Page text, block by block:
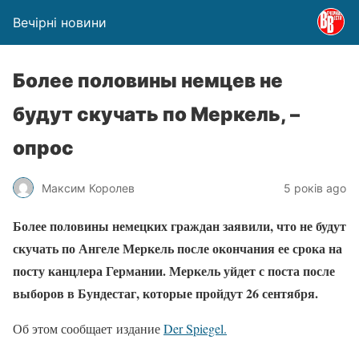
Вечірні новини
Более половины немцев не
будут скучать по Меркель, –
опрос
Максим Королев 5 років ago
Более половины немецких граждан заявили, что не будут
скучать по Ангеле Меркель после окончания ее срока на
посту канцлера Германии. Меркель уйдет с поста после
выборов в Бундестаг, которые пройдут 26 сентября.
Об этом сообщает изданиеDer Spiegel.